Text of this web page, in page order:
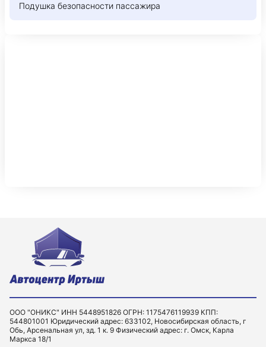
Подушка безопасности пассажира
ООО "ОНИКС" ИНН 5448951826 ОГРН: 1175476119939 КПП:
544801001 Юридический адрес: 633102, Новосибирская область, г
Обь, Арсенальная ул, зд. 1 к. 9 Физический адрес: г. Омск, Карла
Маркса 18/1